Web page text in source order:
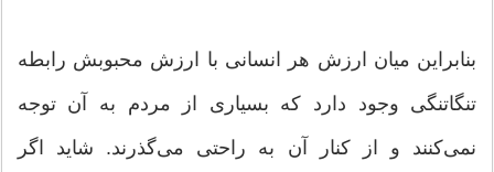
بنابراین میان ارزش هر انسانی با ارزش محبوبش رابطه
تنگاتنگی وجود دارد که بسیاری از مردم به آن توجه
نمی‌کنند و از کنار آن به راحتی می‌گذرند. شاید اگر